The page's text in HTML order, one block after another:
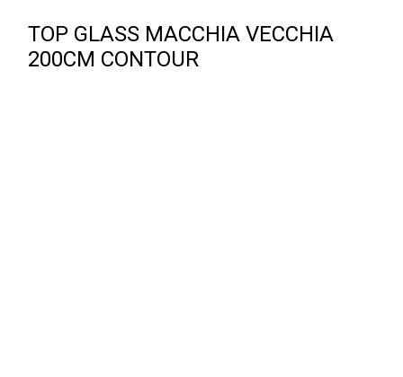
TOP GLASS MACCHIA VECCHIA
200CM CONTOUR